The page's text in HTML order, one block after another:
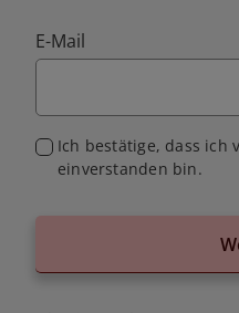
E-Mail
Ich bestätige, dass ich
einverstanden bin.